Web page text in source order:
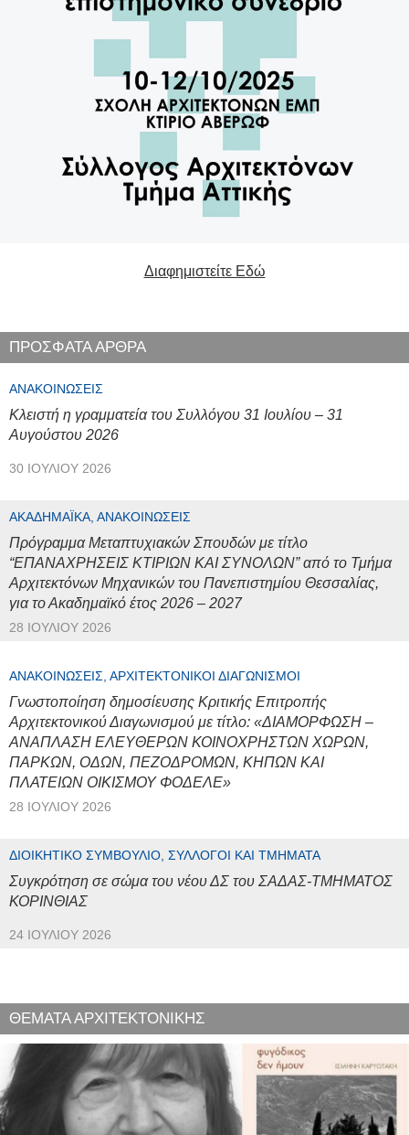
Διαφημιστείτε Εδώ
ΠΡΟΣΦΑΤΑ ΑΡΘΡΑ
ΑΝΑΚΟΙΝΏΣΕΙΣ
Κλειστή η γραμματεία του Συλλόγου 31 Ιουλίου – 31
Αυγούστου 2026
30 ΙΟΥΛΊΟΥ 2026
ΑΚΑΔΗΜΑΪΚΆ, ΑΝΑΚΟΙΝΏΣΕΙΣ
Πρόγραμμα Μεταπτυχιακών Σπουδών με τίτλο
“ΕΠΑΝΑΧΡΗΣΕΙΣ ΚΤΙΡΙΩΝ ΚΑΙ ΣΥΝΟΛΩΝ” από το Τμήμα
Αρχιτεκτόνων Μηχανικών του Πανεπιστημίου Θεσσαλίας,
για το Ακαδημαϊκό έτος 2026 – 2027
28 ΙΟΥΛΊΟΥ 2026
ΑΝΑΚΟΙΝΏΣΕΙΣ, ΑΡΧΙΤΕΚΤΟΝΙΚΟΊ ΔΙΑΓΩΝΙΣΜΟΊ
Γνωστοποίηση δημοσίευσης Κριτικής Επιτροπής
Αρχιτεκτονικού Διαγωνισμού με τίτλο: «ΔΙΑΜΟΡΦΩΣΗ –
ΑΝΑΠΛΑΣΗ ΕΛΕΥΘΕΡΩΝ ΚΟΙΝΟΧΡΗΣΤΩΝ ΧΩΡΩΝ,
ΠΑΡΚΩΝ, ΟΔΩΝ, ΠΕΖΟΔΡΟΜΩΝ, ΚΗΠΩΝ ΚΑΙ
ΠΛΑΤΕΙΩΝ ΟΙΚΙΣΜΟΥ ΦΟΔΕΛΕ»
28 ΙΟΥΛΊΟΥ 2026
ΔΙΟΙΚΗΤΙΚΌ ΣΥΜΒΟΎΛΙΟ, ΣΎΛΛΟΓΟΙ ΚΑΙ ΤΜΉΜΑΤΑ
Συγκρότηση σε σώμα του νέου ΔΣ του ΣΑΔΑΣ-ΤΜΗΜΑΤΟΣ
ΚΟΡΙΝΘΙΑΣ
24 ΙΟΥΛΊΟΥ 2026
ΘΕΜΑΤΑ ΑΡΧΙΤΕΚΤΟΝΙΚΗΣ